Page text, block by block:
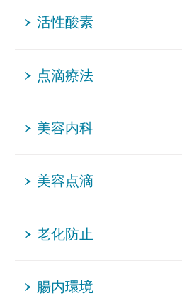
活性酸素
点滴療法
美容内科
美容点滴
老化防止
腸内環境